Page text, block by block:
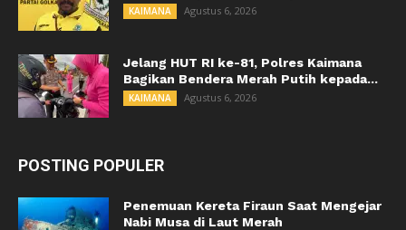
KAIMANA Agustus 6, 2026
Jelang HUT RI ke-81, Polres Kaimana
Bagikan Bendera Merah Putih kepada...
KAIMANA Agustus 6, 2026
POSTING POPULER
Penemuan Kereta Firaun Saat Mengejar
Nabi Musa di Laut Merah